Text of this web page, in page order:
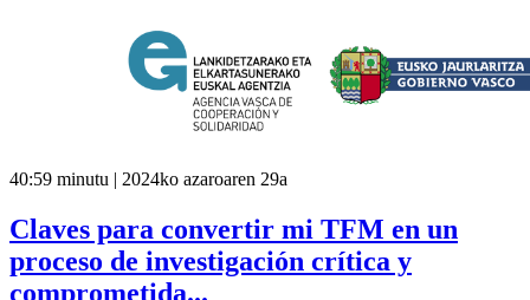
40:59 minutu | 2024ko azaroaren 29a
Claves para convertir mi TFM en un
proceso de investigación crítica y
comprometida...